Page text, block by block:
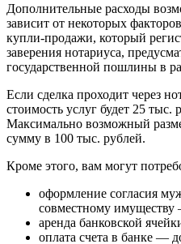
Дополнительные расходы
зависит от некоторых
купли-продажи, который
заверения нотариуса,
государственной пошлины в
Если сделка проходит через
стоимость услуг будет 25
Максимально возможный
сумму в 100 тыс. рублей.
Кроме этого, вам могут
оформление согласия
совместному
аренда банковской
оплата счета в банке —